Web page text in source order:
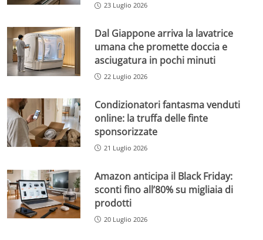
23 Luglio 2026
Dal Giappone arriva la lavatrice
umana che promette doccia e
asciugatura in pochi minuti
22 Luglio 2026
Condizionatori fantasma venduti
online: la truffa delle finte
sponsorizzate
21 Luglio 2026
Amazon anticipa il Black Friday:
sconti fino all’80% su migliaia di
prodotti
20 Luglio 2026